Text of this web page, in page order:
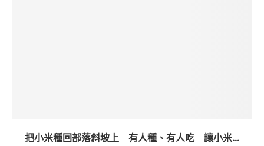
把小米種回部落斜坡上 有人種、有人吃 讓小米...